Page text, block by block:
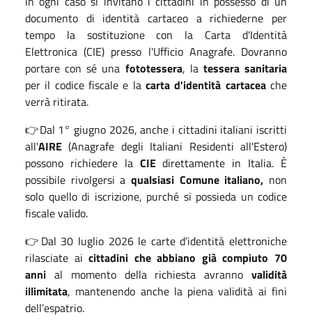
documento di identità cartaceo a richiederne per
tempo la sostituzione con la Carta d'Identità
Elettronica (CIE) presso l'Ufficio Anagrafe. Dovranno
portare con sé una fototessera, la tessera sanitaria
per il codice fiscale e la carta d'identità cartaceache
verrà ritirata.
👉Dal 1° giugno 2026, anche i cittadini italiani iscritti
all'AIRE (Anagrafe degli Italiani Residenti all'Estero)
possono richiedere la CIEdirettamente in Italia. È
possibile rivolgersi a qualsiasi Comune italiano, non
solo quello di iscrizione, purché si possieda un codice
fiscale valido.
👉Dal 30 luglio 2026 le carte d’identità elettroniche
rilasciate aicittadini che abbiano già compiuto 70
anni al momento della richiesta avranno validità
illimitata, mantenendo anche la piena validità ai fini
dell’espatrio.